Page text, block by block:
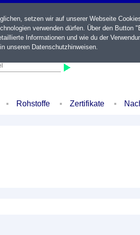
Rohstoffe Zertifikate
setzen wir auf unserer Webseite
verwenden dürfen. Über den Button
Informationen und wie du der
unseren Datenschutzhinweisen.